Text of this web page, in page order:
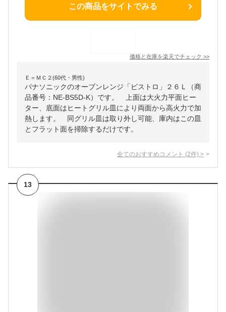
この商品をサイトでみる
価格と在庫を楽天でチェック >>
Ｅ＝ＭＣ２(60代・男性)
パナソニックのオーブンレンジ「ビストロ」２６Ｌ（商
品番号：NE-BS5D-K）です。 上面は大火力平面ヒー
ター、底面はヒートグリル皿により両面から高火力で加
熱します。 同グリル皿は取り外し可能、庫内はこの皿
とフラット面を掃除するだけです。
全てのおすすめコメント (2件) >
13